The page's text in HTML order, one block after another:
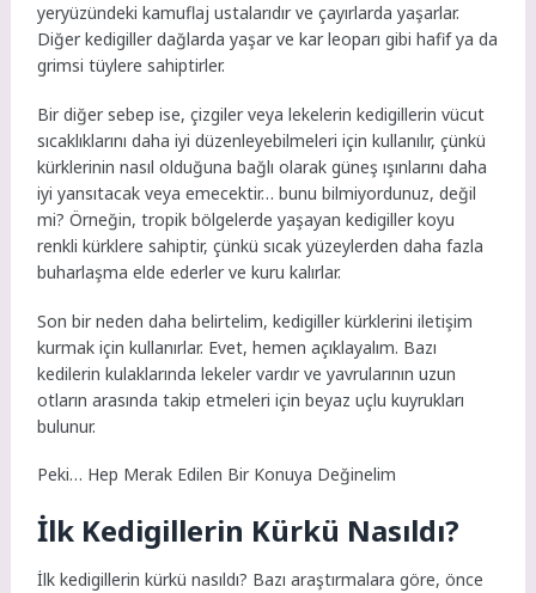
yeryüzündeki kamuflaj ustalarıdır ve çayırlarda yaşarlar.
Diğer kedigiller dağlarda yaşar ve kar leoparı gibi hafif ya da
grimsi tüylere sahiptirler.
Bir diğer sebep ise, çizgiler veya lekelerin kedigillerin vücut
sıcaklıklarını daha iyi düzenleyebilmeleri için kullanılır, çünkü
kürklerinin nasıl olduğuna bağlı olarak güneş ışınlarını daha
iyi yansıtacak veya emecektir… bunu bilmiyordunuz, değil
mi? Örneğin, tropik bölgelerde yaşayan kedigiller koyu
renkli kürklere sahiptir, çünkü sıcak yüzeylerden daha fazla
buharlaşma elde ederler ve kuru kalırlar.
Son bir neden daha belirtelim, kedigiller kürklerini iletişim
kurmak için kullanırlar. Evet, hemen açıklayalım. Bazı
kedilerin kulaklarında lekeler vardır ve yavrularının uzun
otların arasında takip etmeleri için beyaz uçlu kuyrukları
bulunur.
Peki… Hep Merak Edilen Bir Konuya Değinelim
İlk Kedigillerin Kürkü Nasıldı?
İlk kedigillerin kürkü nasıldı? Bazı araştırmalara göre, önce